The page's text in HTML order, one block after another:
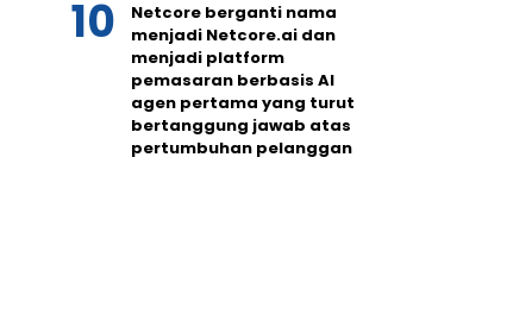
Netcore berganti nama
menjadi Netcore.ai dan
menjadi platform
pemasaran berbasis AI
agen pertama yang turut
bertanggung jawab atas
pertumbuhan pelanggan